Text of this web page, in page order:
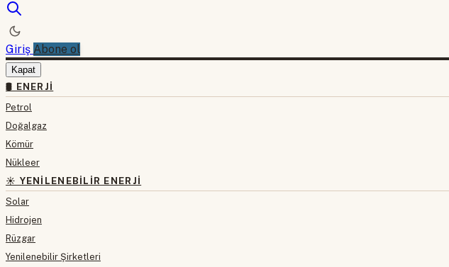
Giriş Abone ol
Kapat
🛢 ENERJI
Petrol
Doğalgaz
Kömür
Nükleer
☀️ YENILENEBILIR ENERJI
Solar
Hidrojen
Rüzgar
Yenilenebilir Şirketleri